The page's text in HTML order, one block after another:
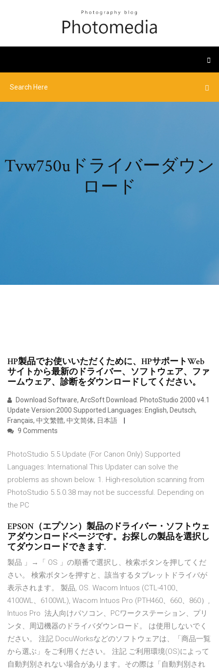
Tvw750uドライバーダウン
ロード
HP製品でお使いいただくために、HPサポートWeb
サイトから最新のドライバー、ソフトウェア、ファ
ームウェア、診断をダウンロードしてください。
Download Software, ArcSoft Download. PhotoStudio 2000 v4.1
Update Version:2000 Supported Languages: English, Deutsch,
Français, 中文繁體, 中文简体, 日本語
9 Comments
PhotoStudio 5.5 Update (For Canon Only) Supported
Languages: International This Updater can solve the
problems as shown below. 1. High-resolution scanning from
PhotoStudio 5.5.0.38 may not be successful. Depending on
the PC
EPSON（エプソン）製品のドライバー・ソフトウェ
アダウンロードページです。お探しの製品を選択し
てダウンロードできます.
製品 」→「 OS 」の順番で選択し、検索ボタンを押してくだ
さい。 検索ボタンを押すと、該当するタブレットドライバが
表示されます。 製品, OS. Wacom Intuos (CTL-4100、
4100WL、6100WL), Wacom Intuos Pro (PTH460、660、860）,
Intuos Pro 法人向けパソコン、PCワークステーション、プリ
ンタ、周辺機器のドライバダウンロード。 は使用しないでく
ださい。 注記 DocuWorksなどのソフトウェアは、「商品一覧
から選ぶ」をご利用ください。 注記 ご利用環境(OS)によって
自動判別されない場合があります。その際は「自動判別され